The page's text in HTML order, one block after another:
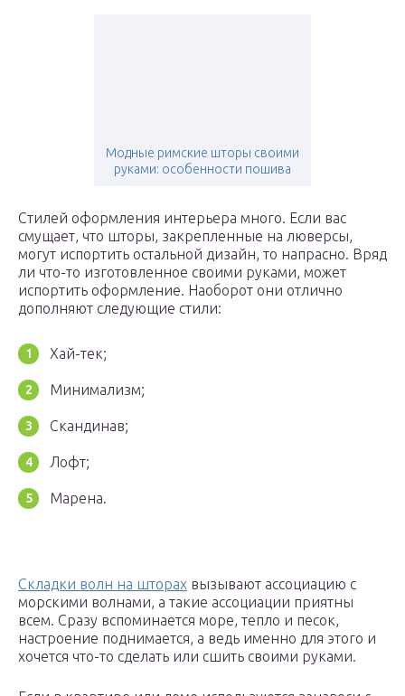
Модные римские шторы своими
руками: особенности пошива
Стилей оформления интерьера много. Если вас
смущает, что шторы, закрепленные на люверсы,
могут испортить остальной дизайн, то напрасно. Вряд
ли что-то изготовленное своими руками, может
испортить оформление. Наоборот они отлично
дополняют следующие стили:
Хай-тек;
Минимализм;
Скандинав;
Лофт;
Марена.
Складки волн на шторах вызывают ассоциацию с
морскими волнами, а такие ассоциации приятны
всем. Сразу вспоминается море, тепло и песок,
настроение поднимается, а ведь именно для этого и
хочется что-то сделать или сшить своими руками.